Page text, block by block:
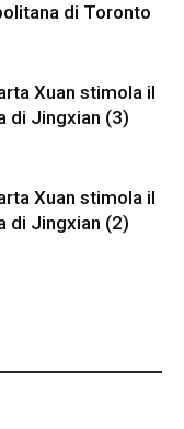
di Toronto
Xuan stimola il
di Jingxian (3)
Xuan stimola il
di Jingxian (2)